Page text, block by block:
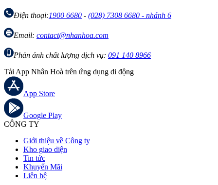
Điện thoại:1900 6680 - (028) 7308 6680 - nhánh 6
Email: contact@nhanhoa.com
Phản ánh chất lượng dịch vụ: 091 140 8966
Tải App Nhân Hoà trên ứng dụng di động
App Store
Google Play
CÔNG TY
Giới thiệu về Công ty
Kho giao diện
Tin tức
Khuyến Mãi
Liên hệ